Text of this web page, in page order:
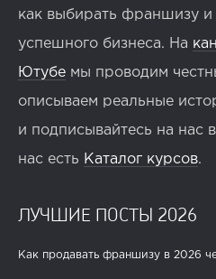
как выбирать франшизу и
успешного бизнеса. На
Ютубе мы проводим
описываем реальные
и подписывайтесь на нас
нас есть Каталог курсов.
ЛУЧШИЕ ПОСТЫ 2026
Как продавать франшизу в 2026